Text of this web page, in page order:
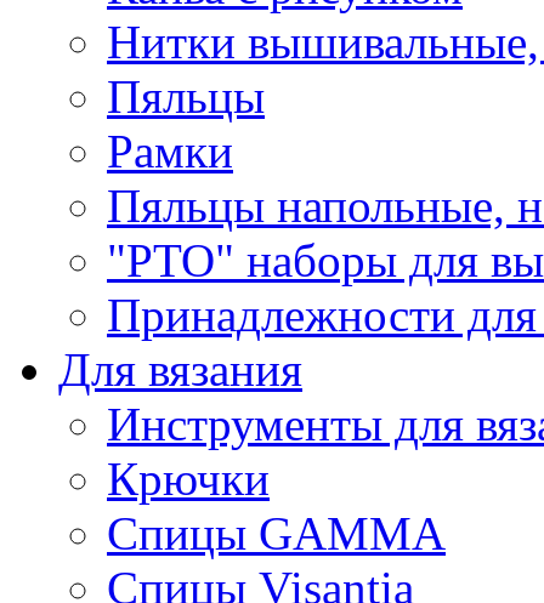
Нитки
Пяльцы
Рамки
Пяльцы напольные,
"РТО" наборы для
Принадлежности
Для вязания
Инструменты для
Крючки
Спицы GAMMA
Спицы Visantia